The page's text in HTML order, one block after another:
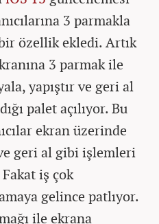
3 parmakla
özellik ekledi. Artık
3 parmak ile
yapıştır ve geri al
palet açılıyor. Bu
ekran üzerinde
geri al gibi işlemleri
iş çok
gelince patlıyor.
ile ekrana